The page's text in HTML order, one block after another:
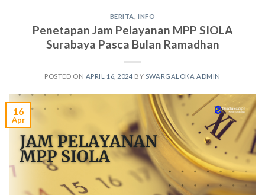
BERITA ,INFO
Penetapan Jam Pelayanan MPP SIOLA
Surabaya Pasca Bulan Ramadhan
POSTED ON APRIL 16, 2024 BY SWARGALOKA ADMIN
16
Apr